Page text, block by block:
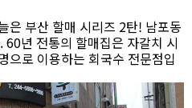
은 부산 할매 시리즈 2탄! 남포동
년 전통의 할매집은 자갈치 시
으로 이용하는 회국수 전문점입